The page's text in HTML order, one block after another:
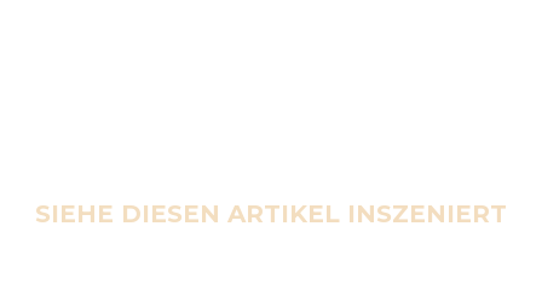
SIEHE DIESEN ARTIKEL INSZENIERT